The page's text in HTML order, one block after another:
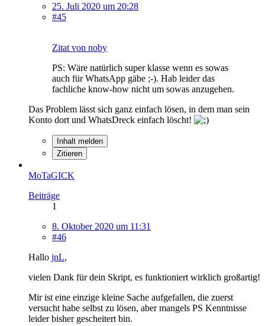
25. Juli 2020 um 20:28
#45
Zitat von noby
PS: Wäre natürlich super klasse wenn es sowas
auch für WhatsApp gäbe ;-). Hab leider das
fachliche know-how nicht um sowas anzugehen.
Das Problem lässt sich ganz einfach lösen, in dem man sein
Konto dort und WhatsDreck einfach löscht!
Inhalt melden
Zitieren
MoTaGICK
Beiträge
1
8. Oktober 2020 um 11:31
#46
Hallo jnL,
vielen Dank für dein Skript, es funktioniert wirklich großartig!
Mir ist eine einzige kleine Sache aufgefallen, die zuerst
versucht habe selbst zu lösen, aber mangels PS Kenntnisse
leider bisher gescheitert bin.